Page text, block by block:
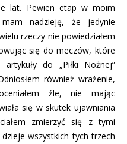
lat. Pewien etap w moim
nadzieję, że jedynie
rzeczy nie powiedziałem
się do meczów, które
do „Piłki Nożnej”
również wrażenie,
źle, nie mając
się w skutek ujawniania
zmierzyć się z tymi
wszystkich tych trzech